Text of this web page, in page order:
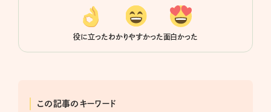
役に立ったわかりやすかった面白かった
この記事のキーワード